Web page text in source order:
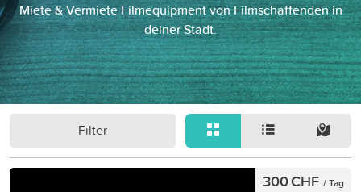
Miete & Vermiete Filmequipment von Filmschaffenden in
deiner Stadt.
Filter
300 CHF / Tag